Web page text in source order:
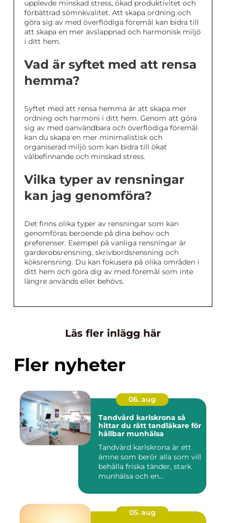
upplevde minskad stress, ökad produktivitet och
förbättrad sömnkvalitet. Att skapa ordning och
göra sig av med överflödiga föremål kan bidra till
att skapa en mer avslappnad och harmonisk miljö
i ditt hem.
Vad är syftet med att rensa
hemma?
Syftet med att rensa hemma är att skapa mer
ordning och harmoni i ditt hem. Genom att göra
sig av med oanvändbara och överflödiga föremål
kan du skapa en mer minimalistisk och
organiserad miljö som kan bidra till ökat
välbefinnande och minskad stress.
Vilka typer av rensningar
kan jag genomföra?
Det finns olika typer av rensningar som kan
genomföras beroende på dina behov och
preferenser. Exempel på vanliga rensningar är
garderobsrensning, skrivbordsrensning och
köksrensning. Du kan fokusera på olika områden i
ditt hem och göra dig av med föremål som inte
längre används eller behövs.
Läs fler inlägg här
Fler nyheter
06. aug
Tandvård karlskrona så
hittar du rätt tandläkare för
hållbar munhälsa
Tandvård karlskrona är ett
ämne som berör alla som vill
behålla friska tänder, stark
munhälsa och en...
05. aug